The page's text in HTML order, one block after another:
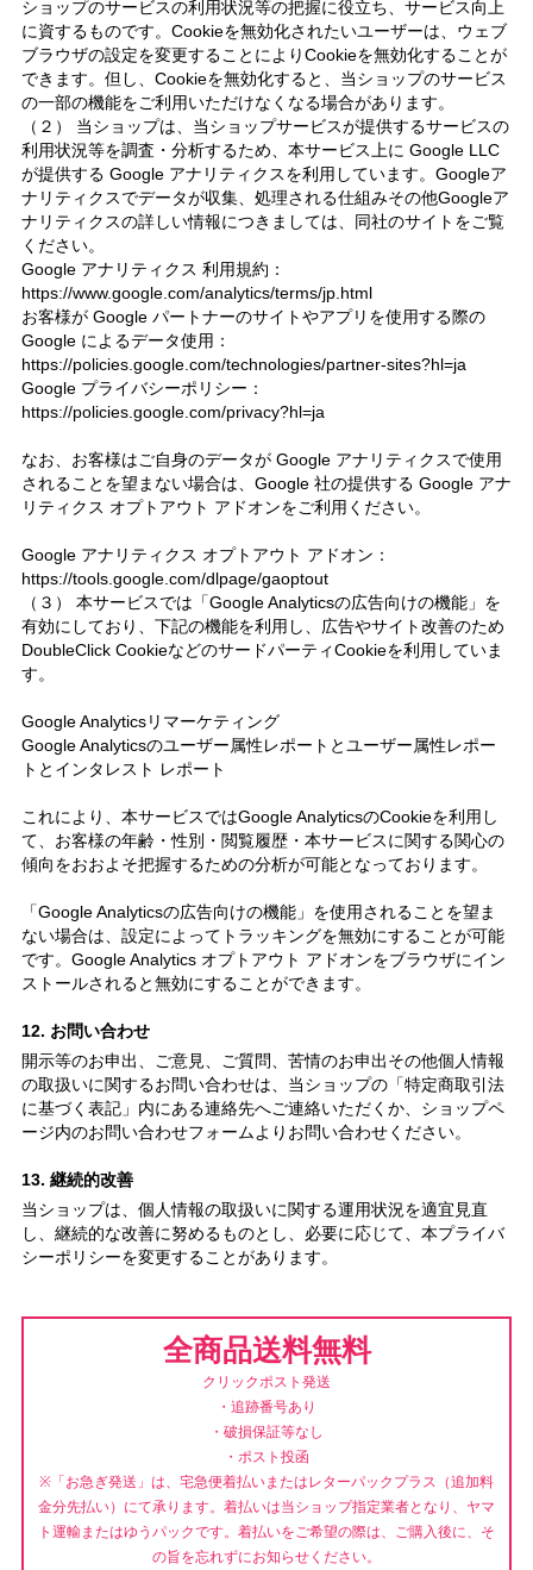
ショップのサービスの利用状況等の把握に役立ち、サービス向上
に資するものです。Cookieを無効化されたいユーザーは、ウェブ
ブラウザの設定を変更することによりCookieを無効化することが
できます。但し、Cookieを無効化すると、当ショップのサービス
の一部の機能をご利用いただけなくなる場合があります。
（２） 当ショップは、当ショップサービスが提供するサービスの
利用状況等を調査・分析するため、本サービス上に Google LLC
が提供する Google アナリティクスを利用しています。Googleア
ナリティクスでデータが収集、処理される仕組みその他Googleア
ナリティクスの詳しい情報につきましては、同社のサイトをご覧
ください。
Google アナリティクス 利用規約：
https://www.google.com/analytics/terms/jp.html
お客様が Google パートナーのサイトやアプリを使用する際の
Google によるデータ使用：
https://policies.google.com/technologies/partner-sites?hl=ja
Google プライバシーポリシー：
https://policies.google.com/privacy?hl=ja
なお、お客様はご自身のデータが Google アナリティクスで使用
されることを望まない場合は、Google 社の提供する Google アナ
リティクス オプトアウト アドオンをご利用ください。
Google アナリティクス オプトアウト アドオン：
https://tools.google.com/dlpage/gaoptout
（３） 本サービスでは「Google Analyticsの広告向けの機能」を
有効にしており、下記の機能を利用し、広告やサイト改善のため
DoubleClick CookieなどのサードパーティCookieを利用していま
す。
Google Analyticsリマーケティング
Google Analyticsのユーザー属性レポートとユーザー属性レポー
トとインタレスト レポート
これにより、本サービスではGoogle AnalyticsのCookieを利用し
て、お客様の年齢・性別・閲覧履歴・本サービスに関する関心の
傾向をおおよそ把握するための分析が可能となっております。
「Google Analyticsの広告向けの機能」を使用されることを望ま
ない場合は、設定によってトラッキングを無効にすることが可能
です。Google Analytics オプトアウト アドオンをブラウザにイン
ストールされると無効にすることができます。
12. お問い合わせ
開示等のお申出、ご意見、ご質問、苦情のお申出その他個人情報
の取扱いに関するお問い合わせは、当ショップの「特定商取引法
に基づく表記」内にある連絡先へご連絡いただくか、ショップペ
ージ内のお問い合わせフォームよりお問い合わせください。
13. 継続的改善
当ショップは、個人情報の取扱いに関する運用状況を適宜見直
し、継続的な改善に努めるものとし、必要に応じて、本プライバ
シーポリシーを変更することがあります。
全商品送料無料
クリックポスト発送
・追跡番号あり
・破損保証等なし
・ポスト投函
※「お急ぎ発送」は、宅急便着払いまたはレターパックプラス（追加料
金分先払い）にて承ります。着払いは当ショップ指定業者となり、ヤマ
ト運輸またはゆうパックです。着払いをご希望の際は、ご購入後に、そ
の旨を忘れずにお知らせください。